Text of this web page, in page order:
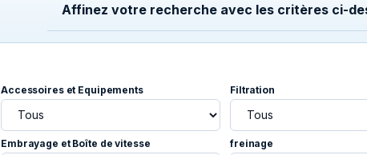
Affinez votre recherche avec les critères ci-
Accessoires et Equipements Filtration
Embrayage et Boîte de vitesse freinage